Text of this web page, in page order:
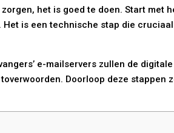
het is goed te doen. Start met
is een technische stap die
e-mailservers zullen de
Doorloop deze stappen